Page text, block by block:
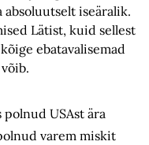
absoluutselt iseäralik.
Lätist, kuid sellest
ebatavalisemad
polnud USAst ära
varem miskit